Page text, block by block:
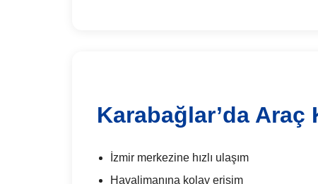
Karabağlar’da
İzmir merkezine hızlı ulaşım
Havalimanına kolay erişim